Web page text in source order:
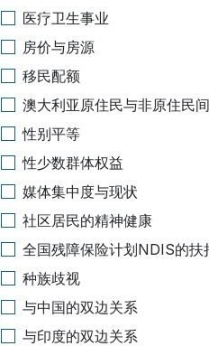
医疗卫生事业
房价与房源
移民配额
澳大利亚原住民与非原住民
性别平等
性少数群体权益
媒体集中度与现状
社区居民的精神健康
全国残障保险计划NDIS的扶
种族歧视
与中国的双边关系
与印度的双边关系